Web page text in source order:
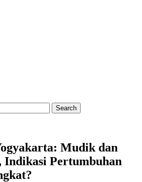
Mudik dan
Indikasi Pertumbuhan